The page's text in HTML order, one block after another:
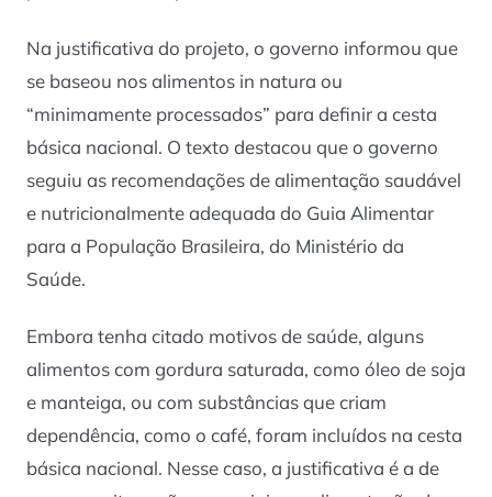
Na justificativa do projeto, o governo informou que
se baseou nos alimentos in natura ou
“minimamente processados” para definir a cesta
básica nacional. O texto destacou que o governo
seguiu as recomendações de alimentação saudável
e nutricionalmente adequada do Guia Alimentar
para a População Brasileira, do Ministério da
Saúde.
Embora tenha citado motivos de saúde, alguns
alimentos com gordura saturada, como óleo de soja
e manteiga, ou com substâncias que criam
dependência, como o café, foram incluídos na cesta
básica nacional. Nesse caso, a justificativa é a de